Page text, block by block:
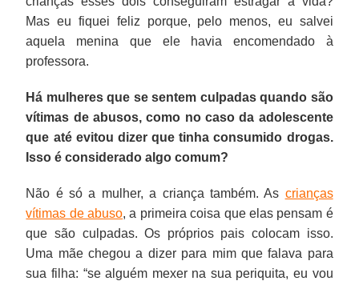
Mas eu fiquei feliz porque, pelo menos, eu salvei
aquela menina que ele havia encomendado à
professora.
Há mulheres que se sentem culpadas quando são
vítimas de abusos, como no caso da adolescente
que até evitou dizer que tinha consumido drogas.
Isso é considerado algo comum?
Não é só a mulher, a criança também. As crianças
vítimas de abuso, a primeira coisa que elas pensam é
que são culpadas. Os próprios pais colocam isso.
Uma mãe chegou a dizer para mim que falava para
sua filha: “se alguém mexer na sua periquita, eu vou